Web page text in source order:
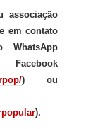
associação
em contato
) ou
).